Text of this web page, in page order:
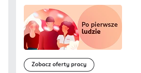
Zobacz oferty pracy